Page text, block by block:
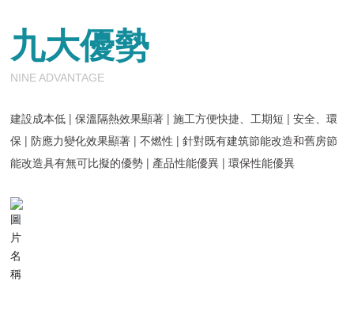
九大優勢
NINE ADVANTAGE
建設成本低 | 保溫隔熱效果顯著 | 施工方便快捷、工期短 | 安全、環
保 | 防應力變化效果顯著 | 不燃性 | 針對既有建筑節能改造和舊房節
能改造具有無可比擬的優勢 | 產品性能優異 | 環保性能優異